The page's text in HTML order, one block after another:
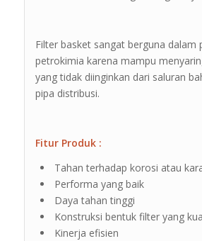
Filter basket sangat berguna dalam
petrokimia karena mampu
yang tidak diinginkan dari saluran
pipa distribusi.
Fitur Produk :
Tahan terhadap korosi atau
Performa yang baik
Daya tahan tinggi
Konstruksi bentuk filter yang
Kinerja efisien